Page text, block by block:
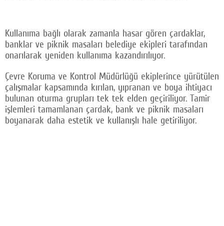
İletişim
A24 SOSYAL MEDYA
Twitter
Google Plus
Kullanıma bağlı olarak zamanla hasar gören çardaklar,
banklar ve piknik masaları belediye ekipleri tarafından
onarılarak yeniden kullanıma kazandırılıyor.
Çevre Koruma ve Kontrol Müdürlüğü ekiplerince yürütülen
çalışmalar kapsamında kırılan, yıpranan ve boya ihtiyacı
bulunan oturma grupları tek tek elden geçiriliyor. Tamir
işlemleri tamamlanan çardak, bank ve piknik masaları
boyanarak daha estetik ve kullanışlı hale getiriliyor.